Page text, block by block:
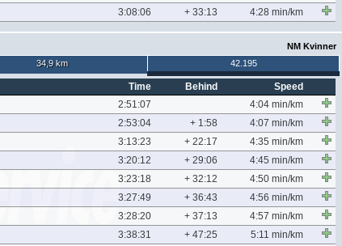
3:08:06 + 33:13 4:28 min/km
NM Kvinner
34,9 km 42.195
Time Behind
Speed
2:51:07
4:04 min/km
2:53:04 + 1:58
4:07 min/km
3:13:23 + 22:17
4:35 min/km
3:20:12 + 29:06
4:45 min/km
3:23:18 + 32:12
4:50 min/km
3:27:49 + 36:43
4:56 min/km
3:28:20 + 37:13
4:57 min/km
3:38:31 + 47:25
5:11 min/km